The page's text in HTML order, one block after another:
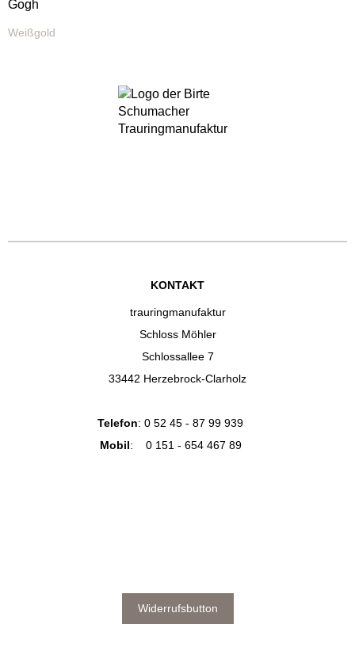
Gogh
Weißgold
KONTAKT
trauringmanufaktur
Schloss Möhler
Schlossallee 7
33442 Herzebrock-Clarholz
Telefon: 0 52 45 - 87 99 939
Mobil: 0 151 - 654 467 89
Widerrufsbutton